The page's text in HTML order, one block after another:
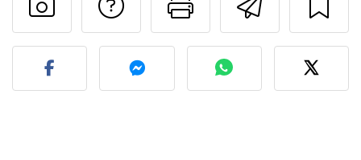
Lägg upp ditt foto av